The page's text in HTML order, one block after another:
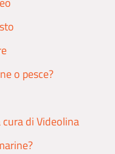
o pesce?
di Videolina